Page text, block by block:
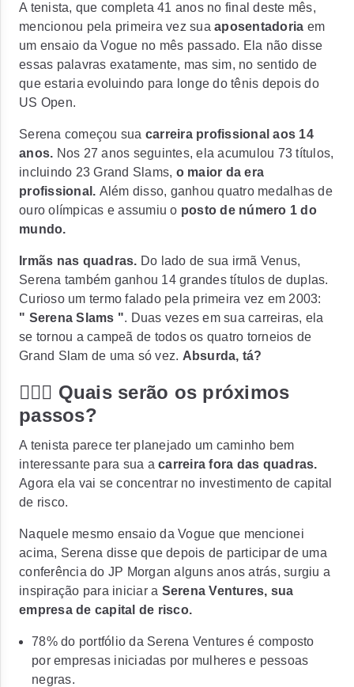
A tenista, que completa 41 anos no final deste mês,
mencionou pela primeira vez sua aposentadoria em
um ensaio da Vogue no mês passado. Ela não disse
essas palavras exatamente, mas sim, no sentido de
que estaria evoluindo para longe do tênis depois do
US Open.
Serena começou sua carreira profissional aos 14
anos. Nos 27 anos seguintes, ela acumulou 73 títulos,
incluindo 23 Grand Slams, o maior da era
profissional. Além disso, ganhou quatro medalhas de
ouro olímpicas e assumiu o posto de número 1 do
mundo.
Irmãs nas quadras. Do lado de sua irmã Venus,
Serena também ganhou 14 grandes títulos de duplas.
Curioso um termo falado pela primeira vez em 2003:
" Serena Slams ". Duas vezes em sua carreiras, ela
se tornou a campeã de todos os quatro torneios de
Grand Slam de uma só vez. Absurda, tá?
🏃🏽‍♀️ Quais serão os próximos
passos?
A tenista parece ter planejado um caminho bem
interessante para sua a carreira fora das quadras.
Agora ela vai se concentrar no investimento de capital
de risco.
Naquele mesmo ensaio da Vogue que mencionei
acima, Serena disse que depois de participar de uma
conferência do JP Morgan alguns anos atrás, surgiu a
inspiração para iniciar a Serena Ventures, sua
empresa de capital de risco.
78% do portfólio da Serena Ventures é composto
por empresas iniciadas por mulheres e pessoas
negras.